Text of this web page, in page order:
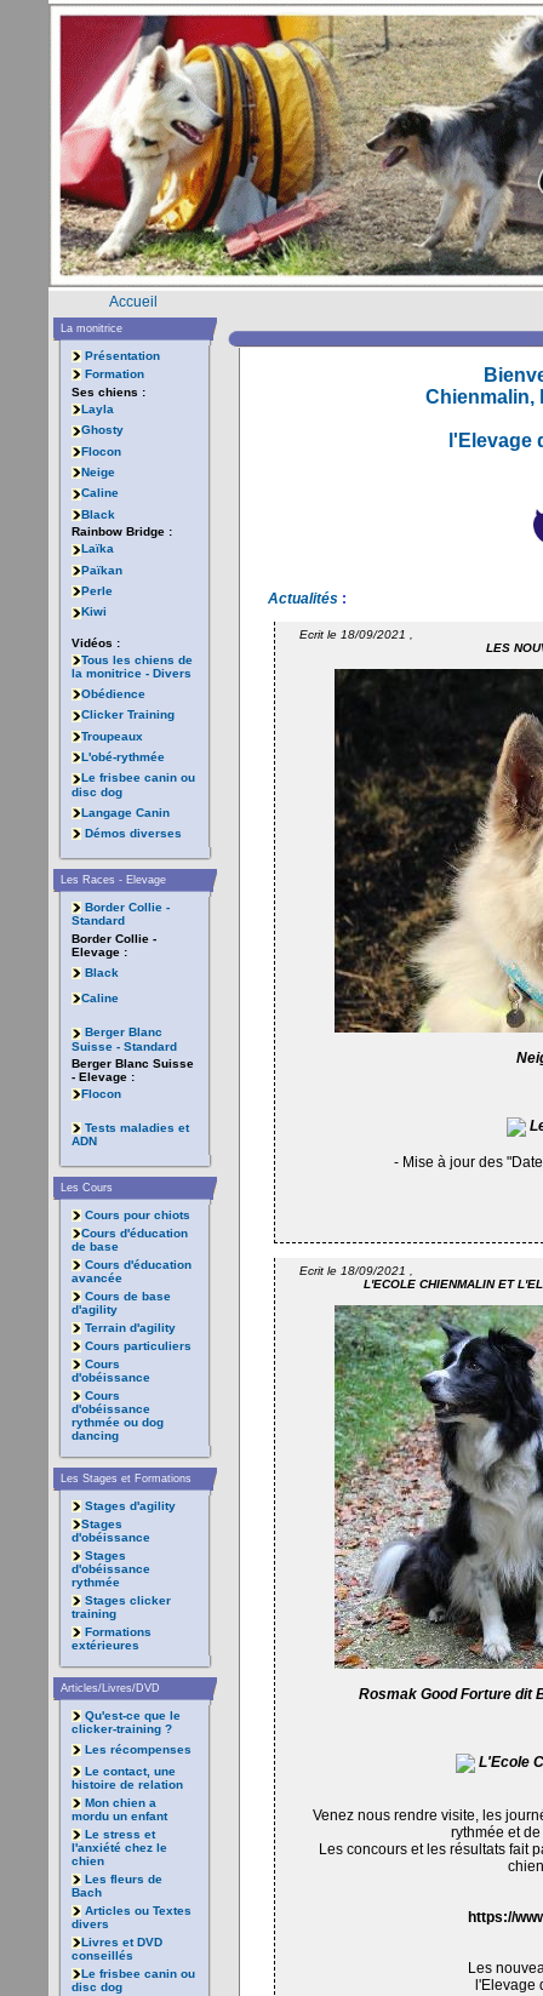
Accueil
La monitrice
Présentation
Formation
Ses chiens :
Layla
Ghosty
Flocon
Neige
Caline
Black
Rainbow Bridge :
Laïka
Païkan
Perle
Kiwi
Vidéos :
Tous les chiens de
la monitrice - Divers
Obédience
Clicker Training
Troupeaux
L'obé-rythmée
Le frisbee canin ou
disc dog
Langage Canin
Démos diverses
Les Races - Elevage
Border Collie -
Standard
Border Collie -
Elevage :
Black
Caline
Berger Blanc
Suisse - Standard
Berger Blanc Suisse
- Elevage :
Flocon
Tests maladies et
ADN
Les Cours
Cours pour chiots
Cours d'éducation
de base
Cours d'éducation
avancée
Cours de base
d'agility
Terrain d'agility
Cours particuliers
Cours
d'obéissance
Cours
d'obéissance
rythmée ou dog
dancing
Les Stages et Formations
Stages d'agility
Stages
d'obéissance
Stages
d'obéissance
rythmée
Stages clicker
training
Formations
extérieures
Articles/Livres/DVD
Qu'est-ce que le
clicker-training ?
Les récompenses
Le contact, une
histoire de relation
Mon chien a
mordu un enfant
Le stress et
l'anxiété chez le
chien
Les fleurs de
Bach
Articles ou Textes
divers
Livres et DVD
conseillés
Le frisbee canin ou
disc dog
Chienmalin,
l'Elevage
Actualités :
Ecrit le 18/09/2021 ,
LES
- Mise à jour des
Ecrit le 18/09/2021 ,
L'ECOLE CHIENMALIN ET
Rosmak Good Forture dit
L'Ecole
Venez nous rendre visite, les
rythmée et
Les concours et les résultats fait
https://
Les
l'Elevage